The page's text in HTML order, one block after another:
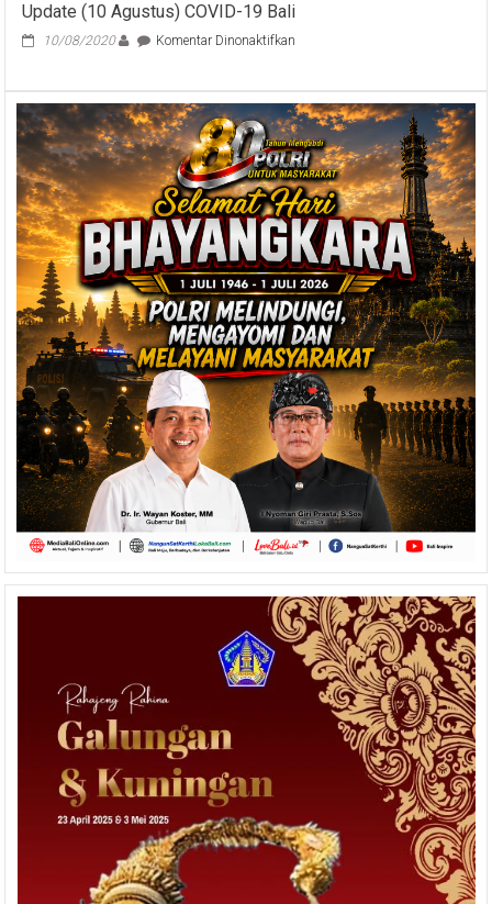
Update (10 Agustus) COVID-19 Bali
10/08/2020 Komentar Dinonaktifkan
COVID-
19
Bali